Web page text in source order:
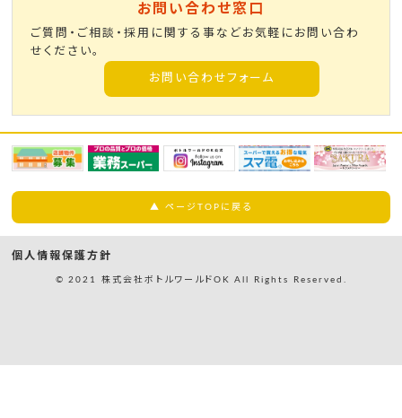
お問い合わせ窓口
ご質問・ご相談・採用に関する事などお気軽にお問い合わ
せください。
お問い合わせフォーム
▲ ページTOPに戻る
個人情報保護方針
© 2021 株式会社ボトルワールドOK All Rights Reserved.